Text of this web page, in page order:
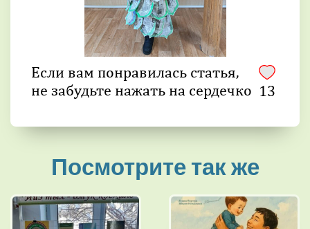
Если вам понравилась статья,
не забудьте нажать на сердечко 13
Посмотрите так же